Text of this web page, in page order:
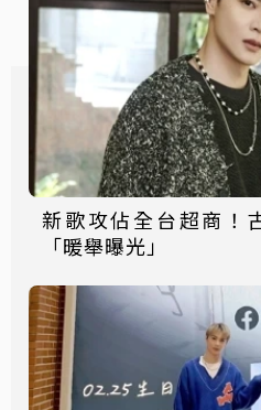
新歌攻佔全台超商！
「暖舉曝光」